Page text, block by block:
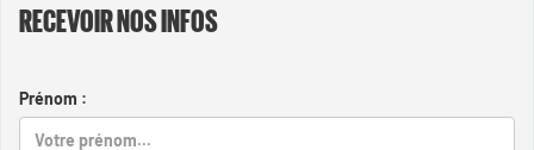
RECEVOIR NOS INFOS
Prénom :